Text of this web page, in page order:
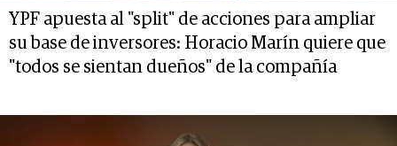
YPF apuesta al "split" de acciones para ampliar
su base de inversores: Horacio Marín quiere que
"todos se sientan dueños" de la compañía